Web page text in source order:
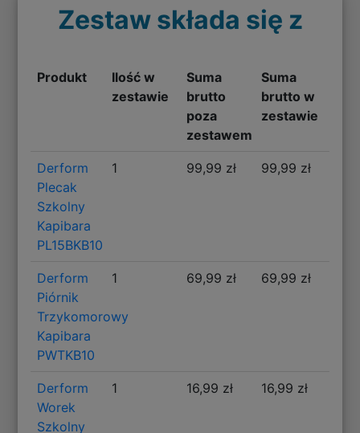
Zestaw składa się z
Produkt
Ilość w
zestawie
Suma
brutto
poza
zestawem
Suma
brutto w
zestawie
Derform
Plecak
Szkolny
Kapibara
PL15BKB10
1 99,99 zł 99,99 zł
Derform
Piórnik
Trzykomorowy
Kapibara
PWTKB10
1 69,99 zł 69,99 zł
Derform
Worek
Szkolny
1 16,99 zł 16,99 zł